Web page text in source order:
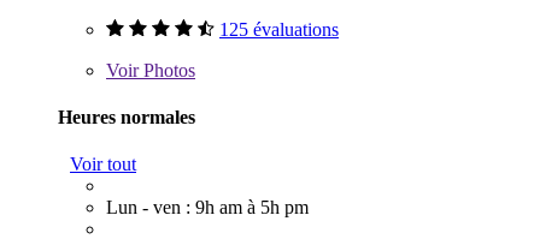
125 évaluations
VoirPhotos
Heures normales
Voir tout
Lun - ven : 9h am à 5h pm